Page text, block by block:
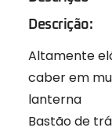
Descrição:
Altamente
caber em
lanterna
Bastão de